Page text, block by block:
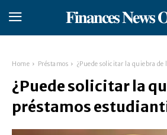
𝐅𝐢𝐧𝐚𝐧𝐜𝐞𝐬 𝐍𝐞𝐰𝐬
Home Préstamos ¿Puede solicitar la quiebra de
¿Puede solicitar la
préstamos